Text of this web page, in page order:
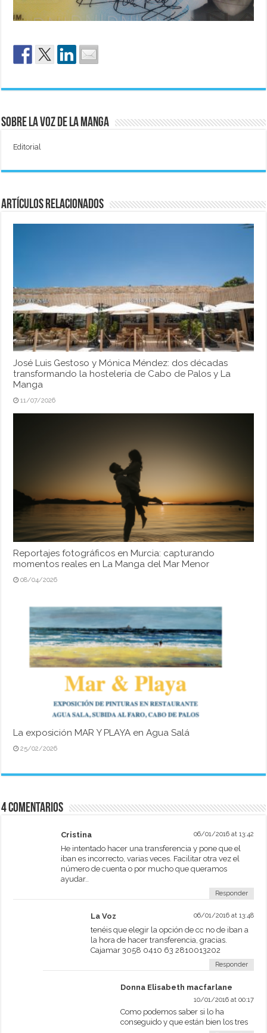
Sobre La Voz de La Manga
Editorial
Artículos relacionados
José Luis Gestoso y Mónica Méndez: dos décadas
transformando la hostelería de Cabo de Palos y La
Manga
11/07/2026
Reportajes fotográficos en Murcia: capturando
momentos reales en La Manga del Mar Menor
08/04/2026
La exposición MAR Y PLAYA en Agua Salá
25/02/2026
4 comentarios
Cristina 06/01/2016 at 13:42
He intentado hacer una transferencia y pone que el
iban es incorrecto, varias veces. Facilitar otra vez el
número de cuenta o por mucho que queramos
ayudar..
Responder
La Voz 06/01/2016 at 13:48
tenéis que elegir la opción de cc no de iban a
la hora de hacer transferencia, gracias.
Cajamar 3058 0410 63 2810013202
Responder
Donna Elisabeth macfarlane
10/01/2016 at 00:17
Como podemos saber si lo ha
conseguido y que están bien los tres